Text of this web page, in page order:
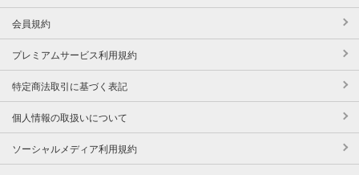
会員規約
プレミアムサービス利用規約
特定商法取引に基づく表記
個人情報の取扱いについて
ソーシャルメディア利用規約